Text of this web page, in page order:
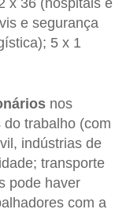
x 36 (hospitais e
e segurança
5 x 1
nos
trabalho (com
indústrias de
transporte
pode haver
com a